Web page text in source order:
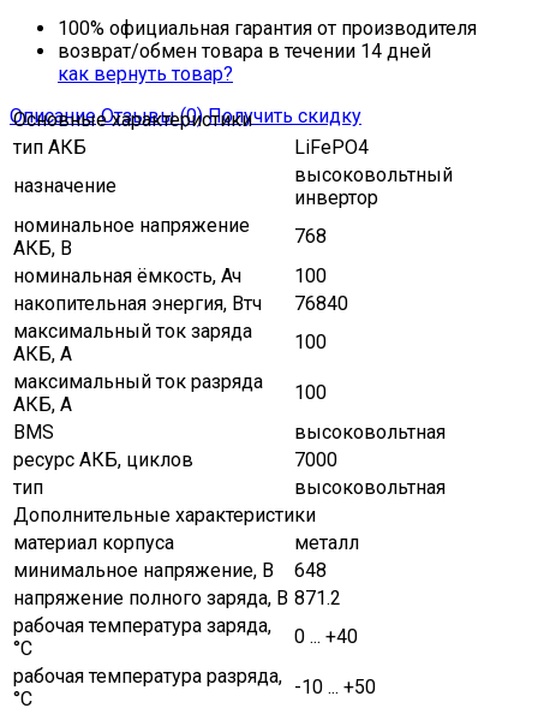
100% официальная гарантия от производителя
возврат/обмен товара в течении 14 дней
как вернуть товар?
Описание Отзывы (0) Получить скидку
Основные характеристики
тип АКБ
LiFePO4
назначение
высоковольтный
инвертор
номинальное напряжение
АКБ, В
768
номинальная ёмкость, Ач
100
накопительная энергия, Втч
76840
максимальный ток заряда
АКБ, A
100
максимальный ток разряда
АКБ, A
100
BMS
высоковольтная
ресурс АКБ, циклов
7000
тип
высоковольтная
Дополнительные характеристики
материал корпуса
металл
минимальное напряжение, В
648
напряжение полного заряда, В 871.2
рабочая температура заряда,
°C
0 ... +40
рабочая температура разряда,
°C
-10 ... +50